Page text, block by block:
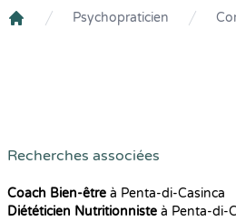
Psychopraticien
Recherches associées
Coach Bien-être à Penta-di-Casinca
Diététicien Nutritionniste à Penta-di-